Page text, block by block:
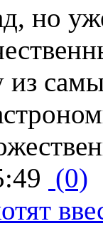
но
из
(0)